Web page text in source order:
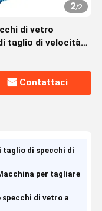
2/2
di vetro
taglio di velocità
Contattaci
taglio di specchi di
per tagliare
di vetro a